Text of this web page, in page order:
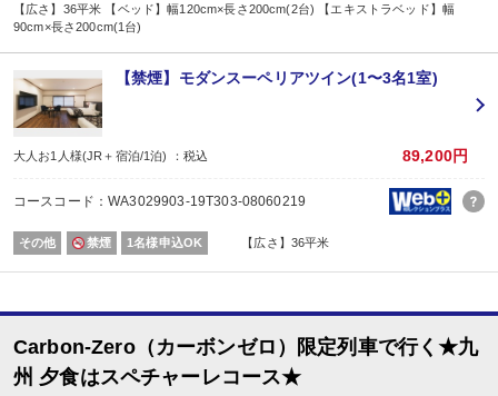
■夕食
場所:
レストラン
なお小麦、魚のアレルギーには対応できませんのでご了承ください。
■朝食
場所:
レストラン
【広さ】36平米 【ベッド】幅120cm×長さ200cm(2台) 【エキストラベッド】幅
90cm×長さ200cm(1台)
【禁煙】モダンスーペリアツイン(1〜3名1室)
大人お1人様(JR＋宿泊/1泊) ：税込 89,200円
コースコード：WA3029903-19T303-08060219
その他 禁煙 1名様申込OK 【広さ】36平米
Carbon-Zero（カーボンゼロ）限定列車で行く★九
州 夕食はスペチャーレコース★